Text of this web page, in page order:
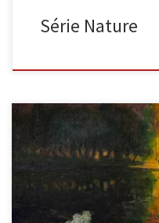
Série Nature
Femmes au bord d’un lac
signée, au dos de la toile